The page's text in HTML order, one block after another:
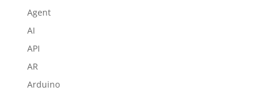
Agent
AI
API
AR
Arduino